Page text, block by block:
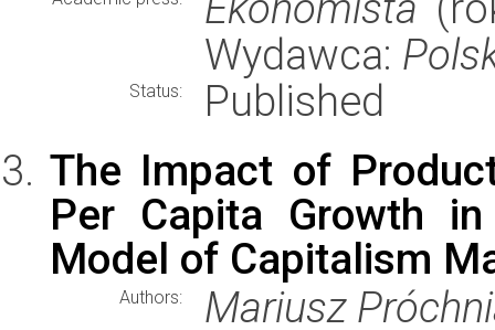
Wydawca:
Status:
Published
The Impact of
Per Capita Growth
Model of Capitalism
Authors: Mariusz